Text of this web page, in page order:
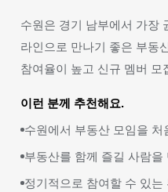
수원은 경기 남부에서 가장
라인으로 만나기 좋은 부동
참여율이 높고 신규 멤버
이런 분께 추천해요.
수원에서 부동산 모임을 처
부동산를 함께 즐길 사람을
정기적으로 참여할 수 있는